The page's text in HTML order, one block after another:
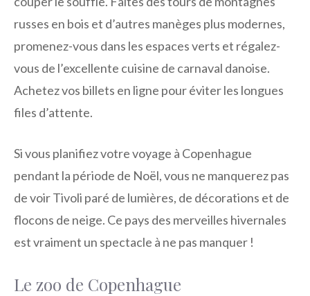
russes en bois et d’autres manèges plus modernes,
promenez-vous dans les espaces verts et régalez-
vous de l’excellente cuisine de carnaval danoise.
Achetez vos billets en ligne pour éviter les longues
files d’attente.
Si vous planifiez votre voyage à Copenhague
pendant la période de Noël, vous ne manquerez pas
de voir Tivoli paré de lumières, de décorations et de
flocons de neige. Ce pays des merveilles hivernales
est vraiment un spectacle à ne pas manquer !
Le zoo de Copenhague